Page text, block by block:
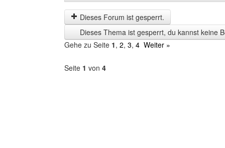
der
letzten
Zeit
anzeigen
by
Dieses Forum ist gesperrt.
Dieses Thema ist gesperrt, du kannst keine
Gehe zu Seite 1, 2, 3, 4 Weiter »
Seite 1 von 4